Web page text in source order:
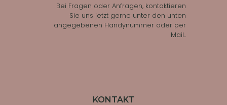
Bei Fragen oder Anfragen, kontaktieren
Sie uns jetzt gerne unter den unten
angegebenen Handynummer oder per
Mail..
KONTAKT